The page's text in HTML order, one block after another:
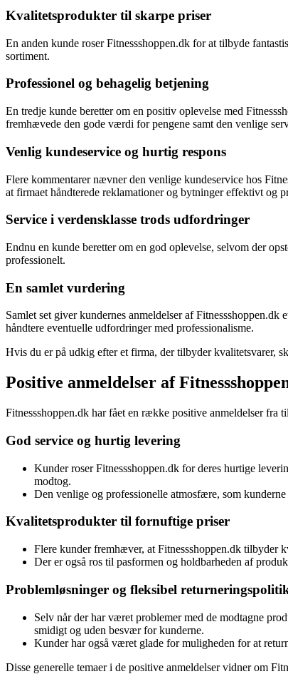
Kvalitetsprodukter til skarpe priser
En anden kunde roser Fitnessshoppen.dk for at tilbyde
sortiment.
Professionel og behagelig betjening
En tredje kunde beretter om en positiv oplevelse med
fremhævede den gode værdi for pengene samt den venlige
Venlig kundeservice og hurtig respons
Flere kommentarer nævner den venlige kundeservice hos
at firmaet håndterede reklamationer og bytninger effektivt og
Service i verdensklasse trods udfordringer
Endnu en kunde beretter om en god oplevelse, selvom der
professionelt.
En samlet vurdering
Samlet set giver kundernes anmeldelser af
håndtere eventuelle udfordringer med professionalisme.
Hvis du er på udkig efter et firma, der tilbyder kvalitetsvarer,
Positive anmeldelser af
Fitnessshoppen.dk har fået en række positive anmeldelser fra
God service og hurtig levering
Kunder roser Fitnessshoppen.dk for deres hurtige
modtog.
Den venlige og professionelle atmosfære, som
Kvalitetsprodukter til fornuftige priser
Flere kunder fremhæver, at Fitnessshoppen.dk tilbyder
Der er også ros til pasformen og holdbarheden af
Problemløsninger og fleksibel
Selv når der har været problemer med de modtagne
smidigt og uden besvær for kunderne.
Kunder har også været glade for muligheden for at
Disse generelle temaer i de positive anmeldelser vidner om